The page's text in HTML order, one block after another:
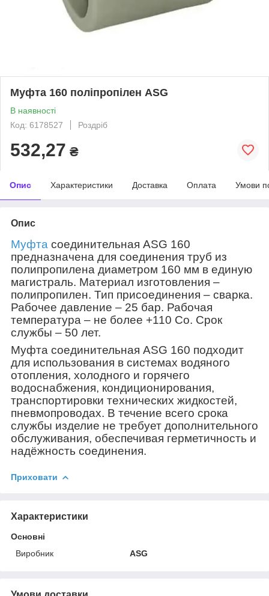
Муфта 160 поліпропілен ASG
В наявності
Код: 6178527
Роздріб
532,27 ₴
Опис Характеристики Доставка Оплата Умови
Опис
Муфта соединительная ASG 160
предназначена для соединения труб из
полипропилена диаметром 160 мм в единую
магистраль. Материал изготовления –
полипропилен. Тип присоединения – сварка.
Рабочее давление – 25 бар. Рабочая
температура – не более +110 Со. Срок
службы – 50 лет.
Муфта соединительная ASG 160 подходит
для использования в системах водяного
отопления, холодного и горячего
водоснабжения, кондиционирования,
транспортировки технических жидкостей,
пневмопроводах. В течение всего срока
службы изделие не требует дополнительного
обслуживания, обеспечивая герметичность и
надёжность соединения.
Приховати
Характеристики
Основні
Виробник
ASG